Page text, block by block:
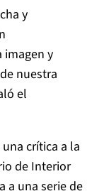
y
y
nuestra
el
crítica a la
de Interior
a una serie de